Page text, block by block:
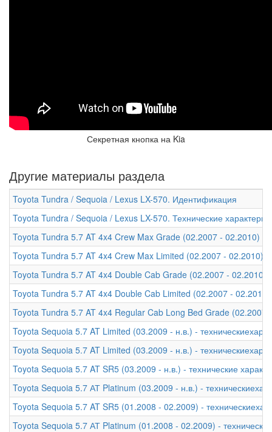
Секретная кнопка на Kia
Другие материалы раздела
Toyota Tundra / Sequoia / Lexus LX-570. Идентификация
Toyota Tundra / Sequoia / Lexus LX-570. Технические
Toyota Tundra 5.7 AT 4x4 Crew Max Grade (02.2007 - 02.2010) -
Toyota Tundra 5.7 AT 4x4 Crew Max Limited (02.2007 - 02.2010) -
Toyota Tundra 5.7 AT 4x4 Double Cab Grade (02.2007 - 02.2010) -
Toyota Tundra 5.7 AT 4x4 Double Cab Limited (02.2007 - 02.2010)
Toyota Tundra 5.7 AT 4x4 Regular Cab Long Bed Grade (02.2007
Toyota Sequoia 5.7 AT Limited (03.2009 - н.в.) -
Toyota Sequoia 5.7 AT Limited (03.2009 - н.в.) -
Toyota Sequoia 5.7 AT SR5 (03.2009 - н.в.) - технические
Toyota Sequoia 5.7 АТ Platinum (03.2009 - н.в.) -
Toyota Sequoia 5.7 AT SR5 (01.2008 - 02.2009) -
Toyota Sequoia 5.7 АТ Platinum (01.2008 - 02.2009) -